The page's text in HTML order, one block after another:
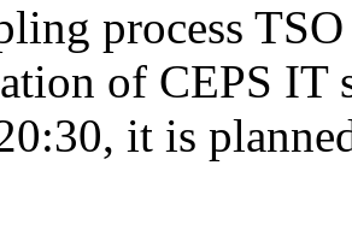
process
of CEPS IT
it is